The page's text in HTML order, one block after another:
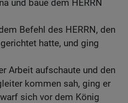
und baue dem HERRN
Befehl des HERRN, den
hatte, und ging
Arbeit aufschaute und den
kommen sah, ging er
sich vor dem König